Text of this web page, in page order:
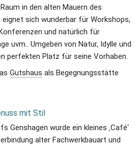
in den alten Mauern des
sich wunderbar für Workshops,
und natürlich für
uvm.. Umgeben von Natur, Idylle und
perfekten Platz für seine Vorhaben.
Gutshaus als Begegnungsstätte
mit Stil
Genshagen wurde ein kleines ‚Café‘
alter Fachwerkbauart und